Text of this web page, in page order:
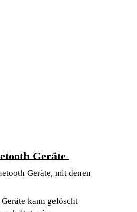
Geräte
Geräte, mit denen
kann gelöscht